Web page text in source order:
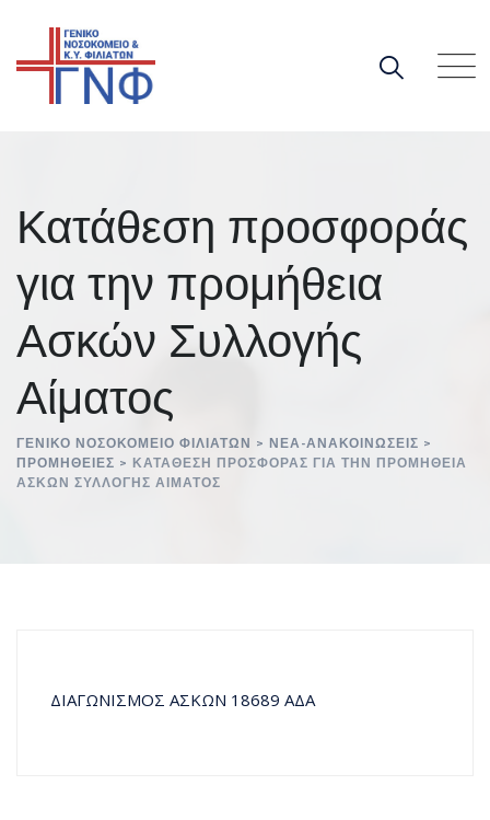
content
Κατάθεση προσφοράς
για την προμήθεια
Ασκών Συλλογής
Αίματος
ΓΕΝΙΚΌ ΝΟΣΟΚΟΜΕΊΟ ΦΙΛΙΑΤΏΝ > ΝΈΑ-ΑΝΑΚΟΙΝΏΣΕΙΣ >
ΠΡΟΜΉΘΕΙΕΣ > ΚΑΤΆΘΕΣΗ ΠΡΟΣΦΟΡΆΣ ΓΙΑ ΤΗΝ ΠΡΟΜΉΘΕΙΑ
ΑΣΚΏΝ ΣΥΛΛΟΓΉΣ ΑΊΜΑΤΟΣ
ΔΙΑΓΩΝΙΣΜΟΣ ΑΣΚΩΝ 18689 ΑΔΑ